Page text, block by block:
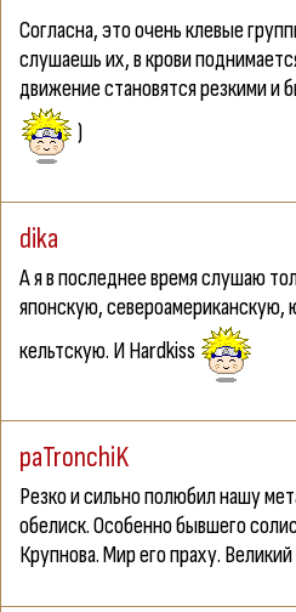
Согласна, это очень клевые
слушаешь их, в крови
движение становятся резкими и
)
dika
А я в последнее время слушаю
японскую,
кельтскую. И Hardkiss
paTronchiK
Резко и сильно полюбил нашу
обелиск. Особенно бывшего
Крупнова. Мир его праху.